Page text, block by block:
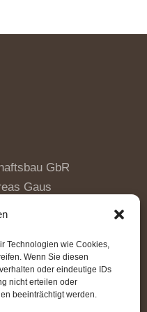
Technologien wie Cookies,
Wenn Sie diesen
oder eindeutige IDs
nicht erteilen oder
beeinträchtigt werden.
GbR
Gaus